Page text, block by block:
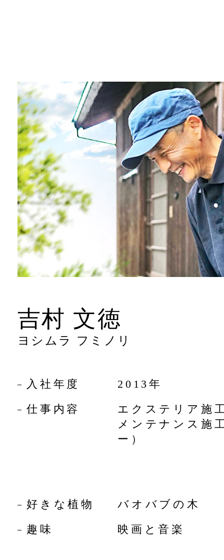
吉村 文徳
ヨシムラ フミノリ
入社年度 2013年
仕事内容
エクステリア施
メンテナンス施
ー）
好きな植物 バオバブの木
趣味 映画と音楽